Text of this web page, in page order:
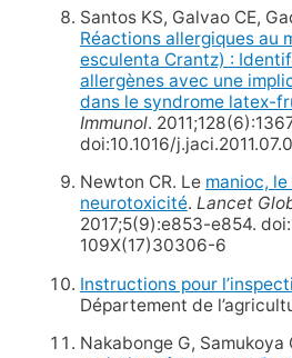
Santos KS, Galvao CE,
Réactions allergiques au
esculenta Crantz) :
allergènes avec une
dans le syndrome latex-
Immunol.
doi:10.1016/
Newton CR. Le manioc,
neurotoxicité. Lancet
2017;5(9):e853-e854.
109X(17)30306-6
Instructions pour
Département de
Nakabonge G, Samukoya